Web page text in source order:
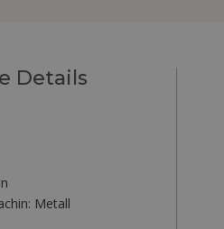
Details
Metall